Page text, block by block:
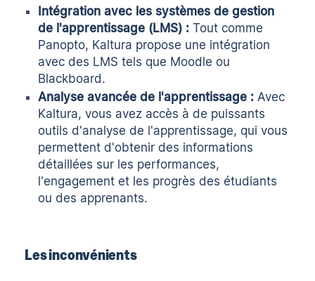
Intégration avec les systèmes de gestion
de l'apprentissage (LMS) : Tout comme
Panopto, Kaltura propose une intégration
avec des LMS tels que Moodle ou
Blackboard.
Analyse avancée de l'apprentissage : Avec
Kaltura, vous avez accès à de puissants
outils d'analyse de l'apprentissage, qui vous
permettent d'obtenir des informations
détaillées sur les performances,
l'engagement et les progrès des étudiants
ou des apprenants.
Les inconvénients